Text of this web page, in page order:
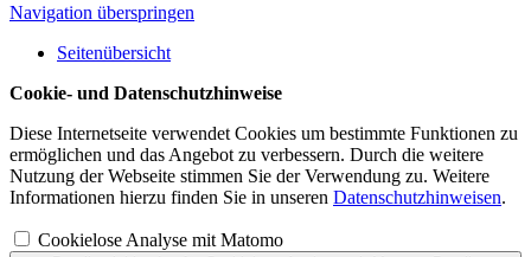
Navigation überspringen
Seitenübersicht
Cookie- und Datenschutzhinweise
Diese Internetseite verwendet Cookies um bestimmte Funktionen zu
ermöglichen und das Angebot zu verbessern. Durch die weitere
Nutzung der Webseite stimmen Sie der Verwendung zu. Weitere
Informationen hierzu finden Sie in unseren Datenschutzhinweisen.
Cookielose Analyse mit Matomo